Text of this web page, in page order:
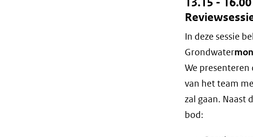
In deze sessie
Grondwater
We
van het team
zal gaan. Naast
bod: